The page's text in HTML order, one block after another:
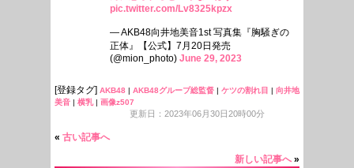
pic.twitter.com/Lv8325kpzx
— AKB48向井地美音1st 写真集『胸騒ぎの
正体』【公式】7月20日発売
(@mion_photo) June 29, 2023
[登録タグ] AKB48 | AKB48グループ総監督 | ケツの割れ目 | 向井地
美音 | 横乳| 画像z507
更新日：2023年06月30日20時00分
« 古い記事へ
新しい記事へ»